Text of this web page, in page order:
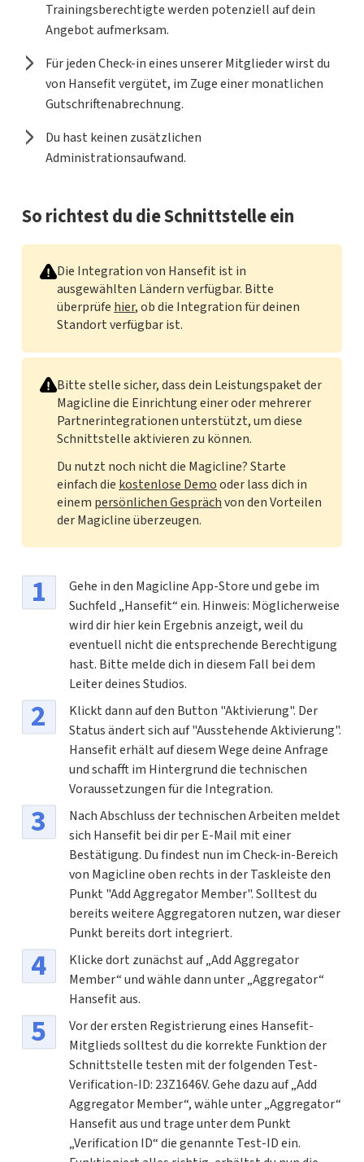
Trainingsberechtigte werden potenziell auf dein
Angebot aufmerksam.
Für jeden Check-in eines unserer Mitglieder wirst du
von Hansefit vergütet, im Zuge einer monatlichen
Gutschriftenabrechnung.
Du hast keinen zusätzlichen
Administrationsaufwand.
So richtest du die Schnittstelle ein
Die Integration von Hansefit ist in
ausgewählten Ländern verfügbar. Bitte
überprüfehier, ob die Integration für deinen
Standort verfügbar ist.
Bitte stelle sicher, dass dein Leistungspaket der
Magicline die Einrichtung einer oder mehrerer
Partnerintegrationen unterstützt, um diese
Schnittstelle aktivieren zu können.
Du nutzt noch nicht die Magicline? Starte
einfach die kostenlose Demooder lass dich in
einem persönlichen Gesprächvon den Vorteilen
der Magicline überzeugen.
Gehe in den Magicline App-Store und gebe im
Suchfeld „Hansefit“ ein. Hinweis: Möglicherweise
wird dir hier kein Ergebnis anzeigt, weil du
eventuell nicht die entsprechende Berechtigung
hast. Bitte melde dich in diesem Fall bei dem
Leiter deines Studios.
Klickt dann auf den Button "Aktivierung". Der
Status ändert sich auf "Ausstehende Aktivierung".
Hansefit erhält auf diesem Wege deine Anfrage
und schafft im Hintergrund die technischen
Voraussetzungen für die Integration.
Nach Abschluss der technischen Arbeiten meldet
sich Hansefit bei dir per E-Mail mit einer
Bestätigung. Du findest nun im Check-in-Bereich
von Magicline oben rechts in der Taskleiste den
Punkt "Add Aggregator Member". Solltest du
bereits weitere Aggregatoren nutzen, war dieser
Punkt bereits dort integriert.
Klicke dort zunächst auf „Add Aggregator
Member“ und wähle dann unter „Aggregator“
Hansefit aus.
Vor der ersten Registrierung eines Hansefit-
Mitglieds solltest du die korrekte Funktion der
Schnittstelle testen mit der folgenden Test-
Verification-ID: 23Z1646V. Gehe dazu auf „Add
Aggregator Member“, wähle unter „Aggregator“
Hansefit aus und trage unter dem Punkt
„Verification ID“ die genannte Test-ID ein.